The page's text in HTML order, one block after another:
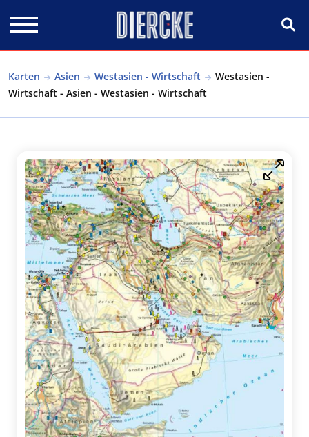
Karten Asien Westasien - Wirtschaft
Westasien -
Wirtschaft - Asien - Westasien - Wirtschaft